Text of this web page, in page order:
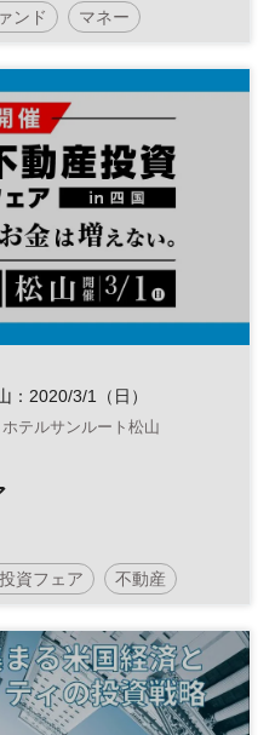
ンド マネー
無料
土日祝開催
：2020/3/1（日）
テルサンルート松山
資フェア 不動産
料
土日祝開催